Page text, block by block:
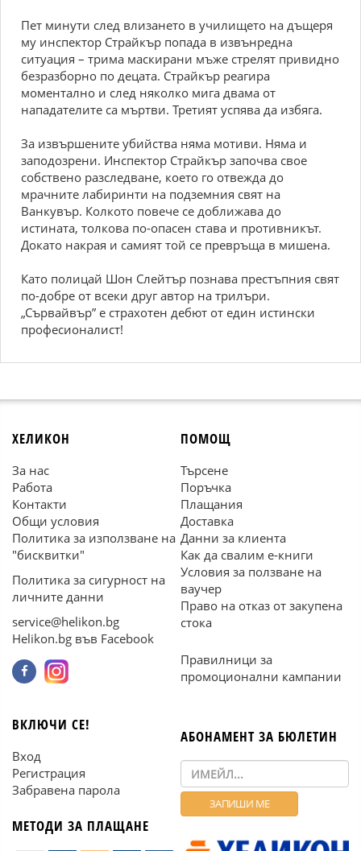
Пет минути след влизането в училището на дъщеря
му инспектор Страйкър попада в извънредна
ситуация – трима маскирани мъже стрелят привидно
безразборно по децата. Страйкър реагира
моментално и след няколко мига двама от
нападателите са мъртви. Третият успява да избяга.
За извършените убийства няма мотиви. Няма и
заподозрени. Инспектор Страйкър започва свое
собствено разследване, което го отвежда до
мрачните лабиринти на подземния свят на
Ванкувър. Колкото повече се доближава до
истината, толкова по-опасен става и противникът.
Докато накрая и самият той се превръща в мишена.
Като полицай Шон Слейтър познава престъпния свят
по-добре от всеки друг автор на трилъри.
„Сървайвър” е страхотен дебют от един истински
професионалист!
ХЕЛИКОН
За нас
Работа
Контакти
Общи условия
Политика за използване на
"бисквитки"
Политика за сигурност на
личните данни
service@helikon.bg
Helikon.bg във Facebook
ПОМОЩ
Търсене
Поръчка
Плащания
Доставка
Данни за клиента
Как да свалим е-книги
Условия за ползване на
ваучер
Право на отказ от закупена
стока
Правилници за
промоционални кампании
ВКЛЮЧИ СЕ!
Вход
Регистрация
Забравена парола
МЕТОДИ ЗА ПЛАЩАНЕ
АБОНАМЕНТ ЗА БЮЛЕТИН